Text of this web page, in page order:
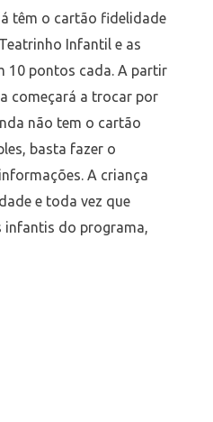
têm o cartão fidelidade
Infantil e as
10 pontos cada. A partir
começará a trocar por
não tem o cartão
basta fazer o
A criança
e toda vez que
infantis do programa,